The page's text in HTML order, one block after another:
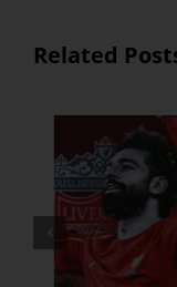
Related
ထိထိရေ